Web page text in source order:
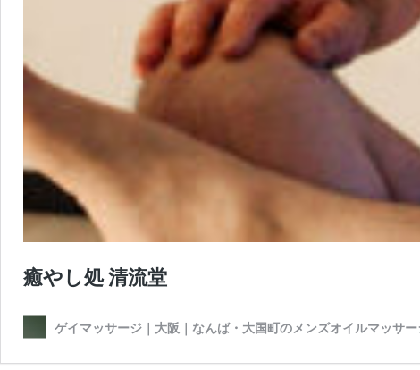
癒やし処 清流堂
ゲイマッサージ｜大阪｜なんば・大国町のメンズオイルマッサ